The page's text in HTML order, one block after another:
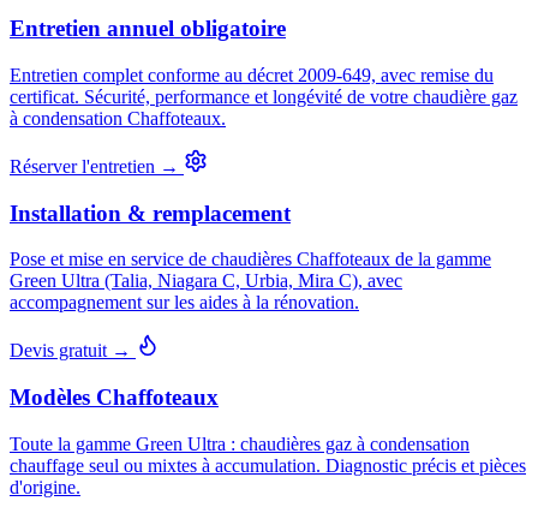
Entretien annuel obligatoire
Entretien complet conforme au décret 2009-649, avec remise du
certificat. Sécurité, performance et longévité de votre chaudière gaz
à condensation Chaffoteaux.
Réserver l'entretien →
Installation & remplacement
Pose et mise en service de chaudières Chaffoteaux de la gamme
Green Ultra (Talia, Niagara C, Urbia, Mira C), avec
accompagnement sur les aides à la rénovation.
Devis gratuit →
Modèles Chaffoteaux
Toute la gamme Green Ultra : chaudières gaz à condensation
chauffage seul ou mixtes à accumulation. Diagnostic précis et pièces
d'origine.